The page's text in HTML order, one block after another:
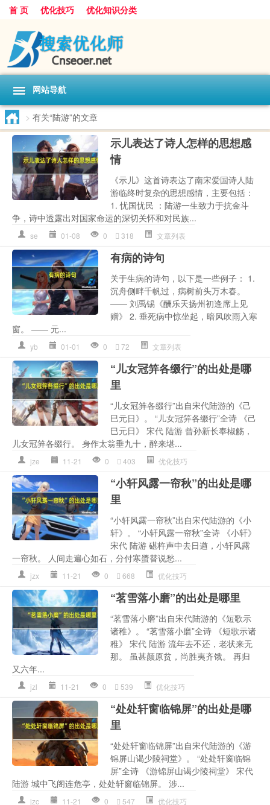
首 页 优化技巧 优化知识分类
网站导航
> 有关“陆游”的文章
示儿表达了诗人怎样的思想感
情
《示儿》这首诗表达了南宋爱国诗人陆
游临终时复杂的思想感情，主要包括：
1. 忧国忧民 ：陆游一生致力于抗金斗
争，诗中透露出对国家命运的深切关怀和对民族...
se 01-08 0 318 文章列表
有病的诗句
关于生病的诗句，以下是一些例子： 1.
沉舟侧畔千帆过，病树前头万木春。
—— 刘禹锡《酬乐天扬州初逢席上见
赠》 2. 垂死病中惊坐起，暗风吹雨入寒
窗。 —— 元...
yb 01-01 0 72 文章列表
“儿女冠笄各缀行”的出处是哪
里
“儿女冠笄各缀行”出自宋代陆游的《己
巳元日》。 “儿女冠笄各缀行”全诗 《己
巳元日》 宋代 陆游 曾孙新长奉椒觞，
儿女冠笄各缀行。 身作太翁垂九十，醉来堪...
jze 11-21 0 403 优化技巧
“小轩风露一帘秋”的出处是哪
里
“小轩风露一帘秋”出自宋代陆游的《小
轩》。 “小轩风露一帘秋”全诗 《小轩》
宋代 陆游 碪杵声中去日遒，小轩风露
一帘秋。 人间走遍心如石，分付寒螿替说愁...
jzx 11-21 0 668 优化技巧
“茗雪落小磨”的出处是哪里
“茗雪落小磨”出自宋代陆游的《短歌示
诸稚》。 “茗雪落小磨”全诗 《短歌示诸
稚》 宋代 陆游 流年去不还，老状来无
那。 虽甚颜原贫，尚胜夷齐饿。 再归
又六年...
jzl 11-21 0 539 优化技巧
“处处轩窗临锦屏”的出处是哪
里
“处处轩窗临锦屏”出自宋代陆游的《游
锦屏山谒少陵祠堂》。 “处处轩窗临锦
屏”全诗 《游锦屏山谒少陵祠堂》 宋代
陆游 城中飞阁连危亭，处处轩窗临锦屏。 涉...
jzc 11-21 0 547 优化技巧